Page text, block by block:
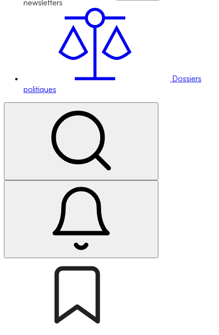
newsletters
Dossiers
politiques